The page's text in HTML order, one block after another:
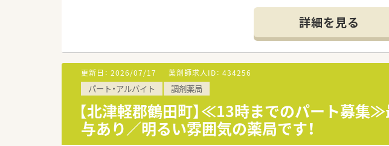
≪休暇制度やライフイベントへの支援も充実≫
結婚・育児・介護など様々なライフイベントと仕事が両立
現在薬剤師5名が在籍。小児科クリニックからの処方箋を
も通いやすい立地です。
詳細を見る
更新日： 2026/07/17 薬剤師求人ID： 434256
パート・アルバイト 調剤薬局
【北津軽郡鶴田町】≪13時までのパート募集
与あり／明るい雰囲気の薬局です！